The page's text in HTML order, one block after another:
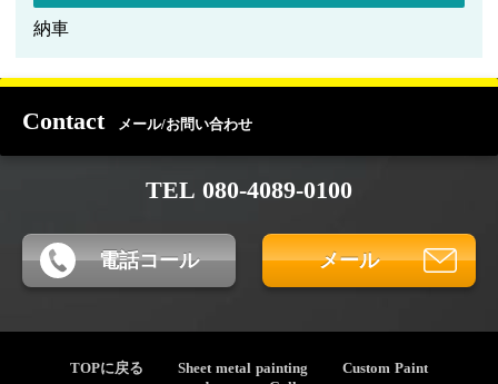
納車
Contact メール/お問い合わせ
TEL 080-4089-0100
電話コール メール
TOPに戻る Sheet metal painting
Custom Paint